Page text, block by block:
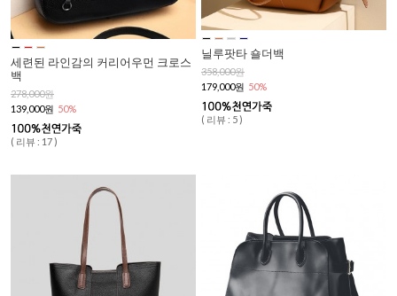
세련된 라인감의 커리어우먼 크로스
백
278,000원
139,000원 50%
( 리뷰 : 17 )
닐루팟타 숄더백
358,000원
179,000원 50%
( 리뷰 : 5 )